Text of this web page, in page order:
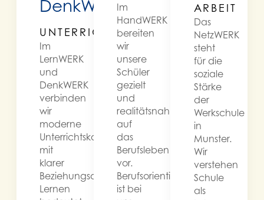
DenkWERK
UNTERRICHT
Im
LernWERK
und
DenkWERK
verbinden
wir
moderne
Unterrichtskonzepte
mit
klarer
Beziehungsarbeit.
Lernen
Im
HandWERK
bereiten
wir
unsere
Schüler
gezielt
und
realitätsnah
auf
das
Berufsleben
vor.
Berufsorientierung
ist bei
ARBEIT
Das
NetzWERK
steht
für die
soziale
Stärke
der
Werkschule
in
Munster.
Wir
verstehen
Schule
als